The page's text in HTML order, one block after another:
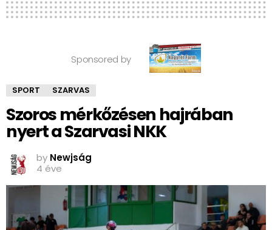
Sponsored by
SPORT SZARVAS
Szoros mérkőzésen hajrában
nyert a Szarvasi NKK
by Newjság
4 éve